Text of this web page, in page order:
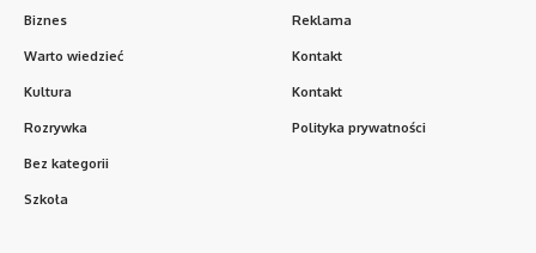
Biznes
Warto wiedzieć
Kultura
Rozrywka
Bez kategorii
Szkoła
Reklama
Kontakt
Kontakt
Polityka prywatności